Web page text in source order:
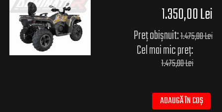
1.350,00 Lei
Preț obișnuit:1.475,00 Lei
Cel mai mic preț:
1.475,00 Lei
ADAUGĂ ÎN COȘ